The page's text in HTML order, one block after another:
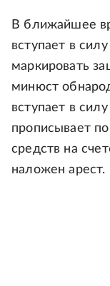
В ближайшее
вступает в
маркировать
минюст
вступает в
прописывает
средств на
наложен арест.